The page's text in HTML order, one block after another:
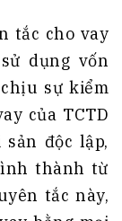
tắc cho vay
dụng vốn
sự kiểm
của TCTD
độc lập,
thành từ
tắc này,